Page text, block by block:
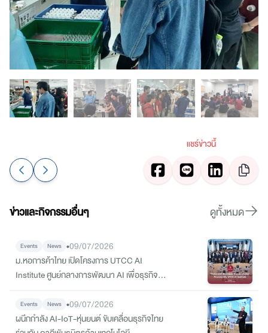
แชร์ข่าวนี้
ข่าวและกิจกรรมอื่นๆ ดูทั้งหมด
Events News •09/07/2026
ม.หอการค้าไทย เปิดโครงการ UTCC AI
Institute ศูนย์กลางการพัฒนา AI เพื่อธุรกิจ
Events News •09/07/2026
ผนึกกำลัง AI-IoT-หุ่นยนต์ ขับเคลื่อนธุรกิจไทย